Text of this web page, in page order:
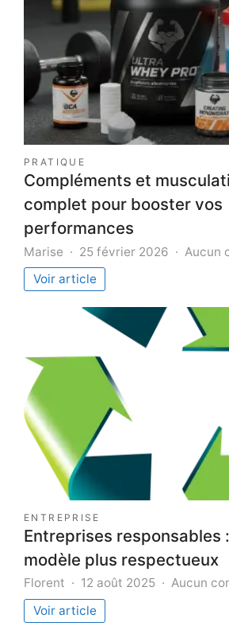
PRATIQUE
Compléments et
complet pour booster vos
performances
Marise 25 février 2026 Aucun
Voir article
ENTREPRISE
Entreprises responsables
modèle plus respectueux
Florent 12 août 2025 Aucun
Voir article